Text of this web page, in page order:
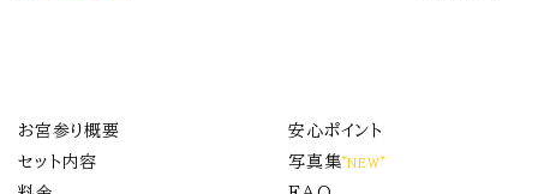
お宮参り概要
セット内容
安心ポイント
写真集”NEW”